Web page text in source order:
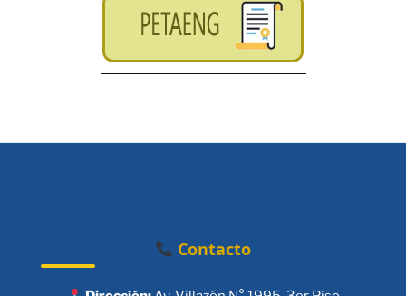
Contacto